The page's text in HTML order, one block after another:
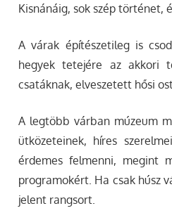
Kisnánáig, sok szép történet,
A várak építészetileg is
hegyek tetejére az akkori
csatáknak, elveszetett hősi
A legtöbb várban múzeum
ütközeteinek, híres
érdemes felmenni, megint
programokért. Ha csak húsz
jelent rangsort.